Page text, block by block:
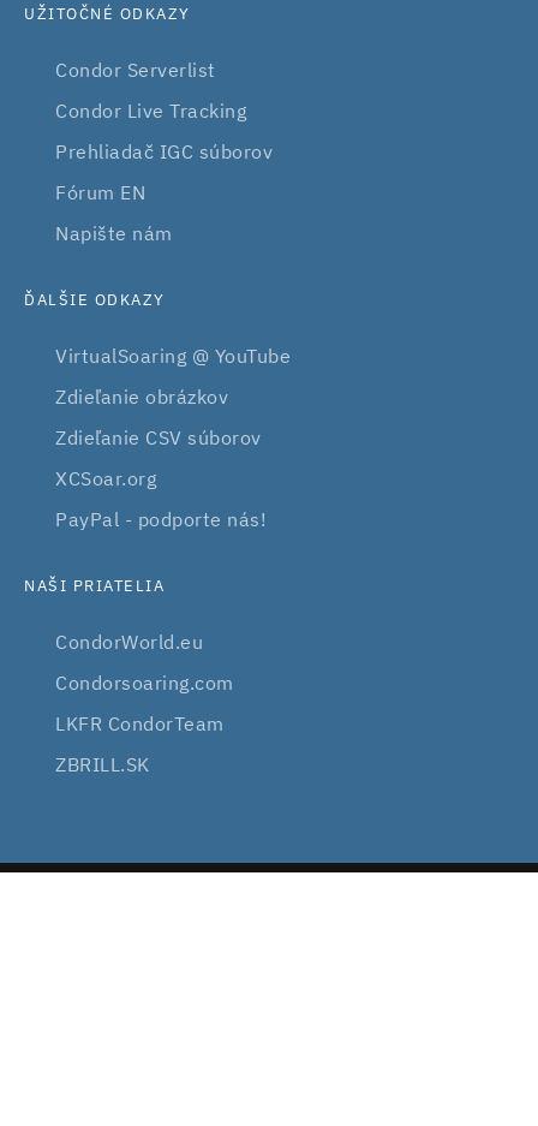
UŽITOČNÉ ODKAZY
Condor Serverlist
Condor Live Tracking
Prehliadač IGC súborov
Fórum EN
Napište nám
ĎALŠIE ODKAZY
VirtualSoaring @ YouTube
Zdieľanie obrázkov
Zdieľanie CSV súborov
XCSoar.org
PayPal - podporte nás!
NAŠI PRIATELIA
CondorWorld.eu
Condorsoaring.com
LKFR CondorTeam
ZBRILL.SK